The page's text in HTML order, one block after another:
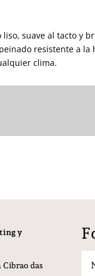
suave al tacto y
resistente a
clima.
y
das